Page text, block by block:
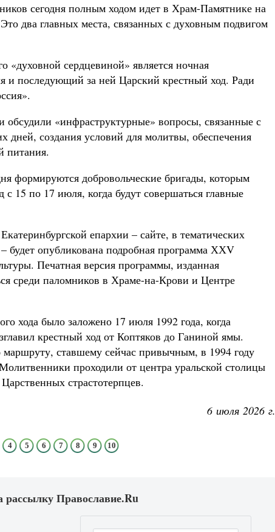
сегодня полным ходом идет в Храм-Памятнике на
два главных места, связанных с духовным подвигом
сердцевиной» является ночная
и последующий за ней Царский крестный ход. Ради
«инфраструктурные» вопросы, связанные с
дней, создания условий для молитвы, обеспечения
питания.
формируются добровольческие бригады, которым
15 по 17 июля, когда будут совершаться главные
епархии – сайте, в тематических
будет опубликована подробная программа ХХV
Печатная версия программы, изданная
среди паломников в Храме-на-Крови и Центре
хода было заложено 17 июля 1992 года, когда
крестный ход от Коптяков до Ганиной ямы.
ставшему сейчас привычным, в 1994 году
проходили от центра уральской столицы
страстотерпцев.
6 июля 2026 г.
4 5 6 7 8 9 10
рассылку Православие.Ru